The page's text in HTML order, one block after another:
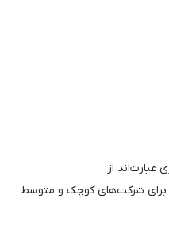
عبارت‌اند از:
برای شرکت‌های کوچک و متوسط